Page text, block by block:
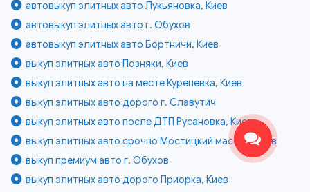
автовыкуп элитных авто Лукьяновка, Киев
автовыкуп элитных авто г. Обухов
автовыкуп элитных авто Бортничи, Киев
выкуп элитных авто Позняки, Киев
выкуп элитных авто на месте Куреневка, Киев
выкуп элитных авто дорого г. Славутич
выкуп элитных авто после ДТП Русановка, Киев
выкуп элитных авто срочно Мостицкий массив, Киев
выкуп премиум авто г. Обухов
выкуп элитных авто дорого Приорка, Киев